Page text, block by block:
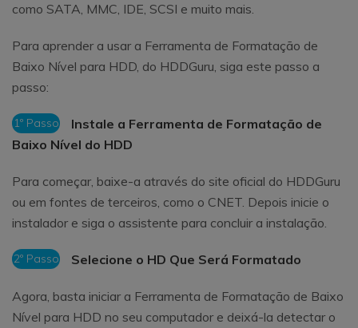
como SATA, MMC, IDE, SCSI e muito mais.
Para aprender a usar a Ferramenta de Formatação de
Baixo Nível para HDD, do HDDGuru, siga este passo a
passo:
1º Passo
Instale a Ferramenta de Formatação de
Baixo Nível do HDD
Para começar, baixe-a através do site oficial do HDDGuru
ou em fontes de terceiros, como o CNET. Depois inicie o
instalador e siga o assistente para concluir a instalação.
2º Passo Selecione o HD Que Será Formatado
Agora, basta iniciar a Ferramenta de Formatação de Baixo
Nível para HDD no seu computador e deixá-la detectar o